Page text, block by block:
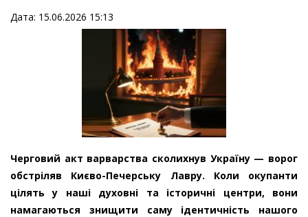
Дата: 15.06.2026 15:13
Черговий акт варварства сколихнув Україну — ворог
обстріляв Києво-Печерську Лавру. Коли окупанти
цілять у наші духовні та історичні центри, вони
намагаються знищити саму ідентичність нашого